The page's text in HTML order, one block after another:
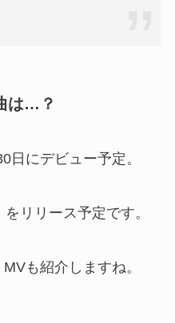
は…？
日にデビュー予定。
リリース予定です。
も紹介しますね。